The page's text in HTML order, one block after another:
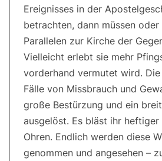
Ereignisses in der
betrachten, dann müssen
Parallelen zur Kirche der
Vielleicht erlebt sie mehr
vorderhand vermutet wird.
Fälle von Missbrauch und
große Bestürzung und ein
ausgelöst. Es bläst ihr heftiger
Ohren. Endlich werden diese
genommen und angesehen –